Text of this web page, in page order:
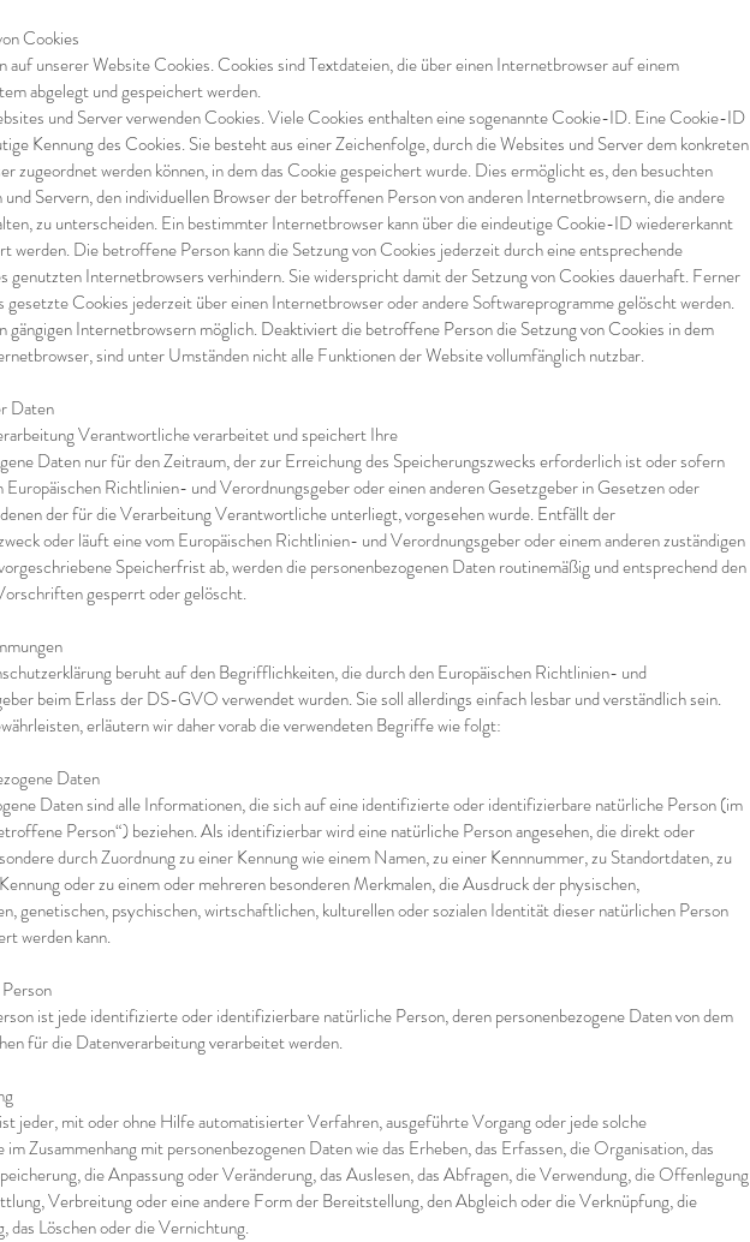
Cookies
auf unserer Website Cookies. Cookies sind Textdateien, die über einen Internetbrowser auf einem
abgelegt und gespeichert werden.
und Server verwenden Cookies. Viele Cookies enthalten eine sogenannte Cookie-ID. Eine Cookie-ID
Kennung des Cookies. Sie besteht aus einer Zeichenfolge, durch die Websites und Server dem konkreten
zugeordnet werden können, in dem das Cookie gespeichert wurde. Dies ermöglicht es, den besuchten
Servern, den individuellen Browser der betroffenen Person von anderen Internetbrowsern, die andere
zu unterscheiden. Ein bestimmter Internetbrowser kann über die eindeutige Cookie-ID wiedererkannt
werden. Die betroffene Person kann die Setzung von Cookies jederzeit durch eine entsprechende
genutzten Internetbrowsers verhindern. Sie widerspricht damit der Setzung von Cookies dauerhaft. Ferner
gesetzte Cookies jederzeit über einen Internetbrowser oder andere Softwareprogramme gelöscht werden.
gängigen Internetbrowsern möglich. Deaktiviert die betroffene Person die Setzung von Cookies in dem
sind unter Umständen nicht alle Funktionen der Website vollumfänglich nutzbar.
Daten
Verantwortliche verarbeitet und speichert Ihre
Daten nur für den Zeitraum, der zur Erreichung des Speicherungszwecks erforderlich ist oder sofern
Europäischen Richtlinien- und Verordnungsgeber oder einen anderen Gesetzgeber in Gesetzen oder
der für die Verarbeitung Verantwortliche unterliegt, vorgesehen wurde. Entfällt der
oder läuft eine vom Europäischen Richtlinien- und Verordnungsgeber oder einem anderen zuständigen
Speicherfrist ab, werden die personenbezogenen Daten routinemäßig und entsprechend den
gesperrt oder gelöscht.
beruht auf den Begrifflichkeiten, die durch den Europäischen Richtlinien- und
beim Erlass der DS-GVO verwendet wurden. Sie soll allerdings einfach lesbar und verständlich sein.
erläutern wir daher vorab die verwendeten Begriffe wie folgt:
Daten
Daten sind alle Informationen, die sich auf eine identifizierte oder identifizierbare natürliche Person (im
Person“) beziehen. Als identifizierbar wird eine natürliche Person angesehen, die direkt oder
durch Zuordnung zu einer Kennung wie einem Namen, zu einer Kennnummer, zu Standortdaten, zu
oder zu einem oder mehreren besonderen Merkmalen, die Ausdruck der physischen,
genetischen, psychischen, wirtschaftlichen, kulturellen oder sozialen Identität dieser natürlichen Person
werden kann.
ist jede identifizierte oder identifizierbare natürliche Person, deren personenbezogene Daten von dem
für die Datenverarbeitung verarbeitet werden.
jeder, mit oder ohne Hilfe automatisierter Verfahren, ausgeführte Vorgang oder jede solche
Zusammenhang mit personenbezogenen Daten wie das Erheben, das Erfassen, die Organisation, das
die Anpassung oder Veränderung, das Auslesen, das Abfragen, die Verwendung, die Offenlegung
Verbreitung oder eine andere Form der Bereitstellung, den Abgleich oder die Verknüpfung, die
das Löschen oder die Vernichtung.